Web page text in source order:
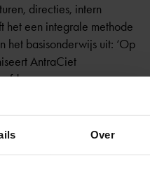
Over
directies, intern
het een integrale methode
het basisonderwijs uit: ‘Op
AntraCiet
dat hoogbegaafde